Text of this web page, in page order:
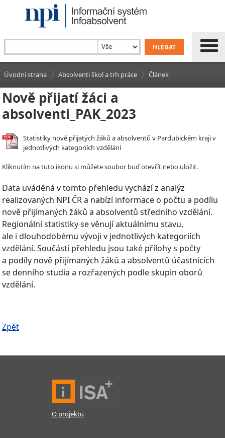
Úvodní strana Absolventi škol a trh práce Článek
Nově přijatí žáci a
absolventi_PAK_2023
Statistiky nově přijatých žáků a absolventů v Pardubickém kraji v
jednotlivých kategoriích vzdělání
Kliknutím na tuto ikonu si můžete soubor buď otevřít nebo uložit.
Data uváděná v tomto přehledu vychází z analýz
realizovaných NPI ČR a nabízí informace o počtu a podílu
nově přijímaných žáků a absolventů středního vzdělání.
Regionální statistiky se věnují aktuálnímu stavu,
ale i dlouhodobému vývoji v jednotlivých kategoriích
vzdělání. Součástí přehledu jsou také přílohy s počty
a podíly nově přijímaných žáků a absolventů účastnících
se denního studia a rozřazených podle skupin oborů
vzdělání.
Zpět
O projektu